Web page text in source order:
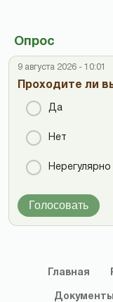
Опрос
9 августа 2026 - 10:01
Проходите ли
Да
Нет
Нерегулярно
Голосовать
Главная
Документы